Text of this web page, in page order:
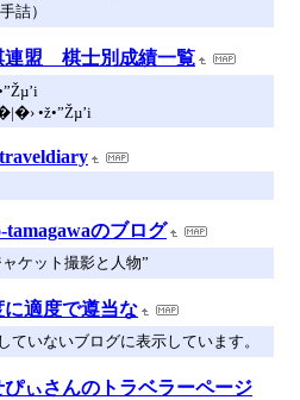
詰）
連盟 棋士別成績一覧
•ž•”Žµ’i
tamagawaのブログ
ケット撮影と人物”
に適度で遵当な
ていないブログに表示しています。
ぴぃさんのトラベラーページ